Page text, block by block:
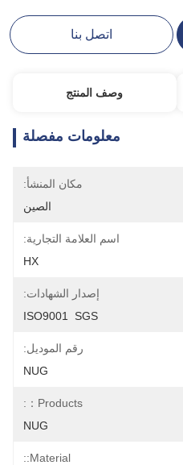
اتصل بنا
وصف المنتج
معلومات مفصلة
مكان المنشأ:
الصين
اسم العلامة التجارية:
HX
إصدار الشهادات:
ISO9001  SGS
رقم الموديل:
NUG
Products：:
NUG
Material::